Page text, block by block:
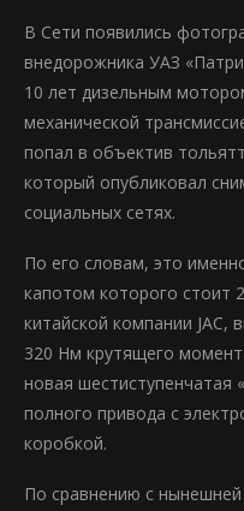
В Сети появились
внедорожника УАЗ
10 лет дизельным
механической
попал в объектив
который опубликовал
социальных сетях.
По его словам, это
капотом которого стоит
китайской компании
320 Нм крутящего
новая шестиступенчатая
полного привода с
коробкой.
По сравнению с